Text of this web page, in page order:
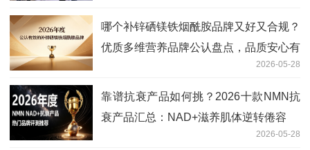
哪个补锌硒镁铁烟酰胺品牌又好又合规？
优质多维营养品牌公认盘点，品质安心有
2026-05-28
靠谱抗衰产品如何挑？2026十款NMN抗
衰产品汇总：NAD+滋养肌体逆转倦容
2026-05-28